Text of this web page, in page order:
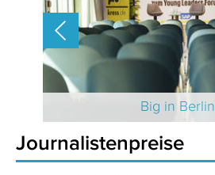
Big in Berlin
Journalistenpreise